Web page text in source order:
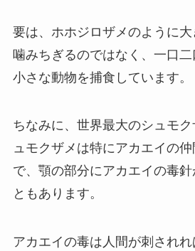
要は、ホホジロザメのように
噛みちぎるのではなく、一口
小さな動物を捕食しています。
ちなみに、世界最大のシュモ
ュモクザメは特にアカエイの
で、顎の部分にアカエイの毒
ともあります。
アカエイの毒は人間が刺され